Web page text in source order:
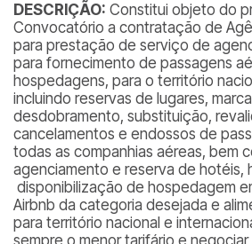
DESCRIÇÃO: Constitui objeto do
Convocatório a contratação de
para prestação de serviço de
para fornecimento de passagens
hospedagens, para o território
incluindo reservas de lugares,
desdobramento, substituição,
cancelamentos e endossos de
todas as companhias aéreas, bem
agenciamento e reserva de hotéis,
disponibilização de hospedagem
Airbnb da categoria desejada e
para território nacional e
sempre o menor tarifário e